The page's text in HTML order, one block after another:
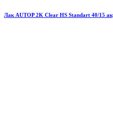
Лак AUTOP 2K Clear HS Standart 40/15